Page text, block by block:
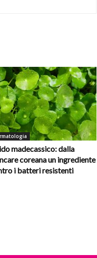
madecassico: dalla
coreana un ingrediente
i batteri resistenti